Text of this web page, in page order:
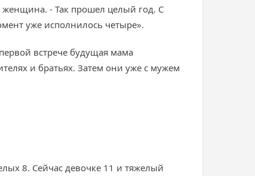
женщина. - Так прошел целый год. С
уже исполнилось четыре».
встрече будущая мама
и братьях. Затем они уже с мужем
8. Сейчас девочке 11 и тяжелый